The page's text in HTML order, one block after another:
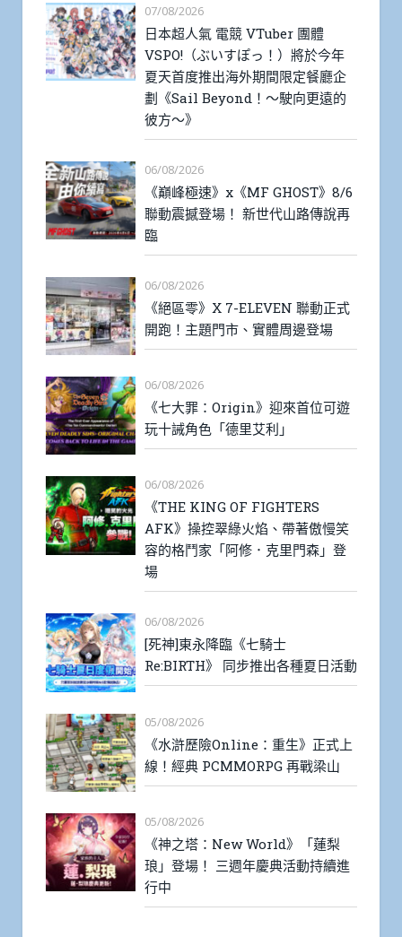
07/08/2026
日本超人氣 電競 VTuber 團體
VSPO!（ぶいすぽっ！）將於今年
夏天首度推出海外期間限定餐廳企
劃《Sail Beyond！～駛向更遠的
彼方～》
06/08/2026
《巔峰極速》x《MF GHOST》8/6
聯動震撼登場！ 新世代山路傳說再
臨
06/08/2026
《絕區零》X 7-ELEVEN 聯動正式
開跑！主題門市、實體周邊登場
06/08/2026
《七大罪：Origin》迎來首位可遊
玩十誡角色「德里艾利」
06/08/2026
《THE KING OF FIGHTERS
AFK》操控翠綠火焰、帶著傲慢笑
容的格鬥家「阿修．克里門森」登
場
06/08/2026
[死神]東永降臨《七騎士
Re:BIRTH》 同步推出各種夏日活動
05/08/2026
《水滸歷險Online：重生》正式上
線！經典 PCMMORPG 再戰梁山
05/08/2026
《神之塔：New World》「蓮梨
琅」登場！ 三週年慶典活動持續進
行中